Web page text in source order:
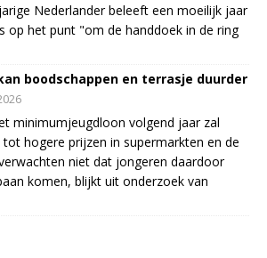
Nederlander beleeft een moeilijk jaar
op het punt "om de handdoek in de ring
boodschappen en terrasje duurder
minimumjeugdloon volgend jaar zal
hogere prijzen in supermarkten en de
niet dat jongeren daardoor
komen, blijkt uit onderzoek van